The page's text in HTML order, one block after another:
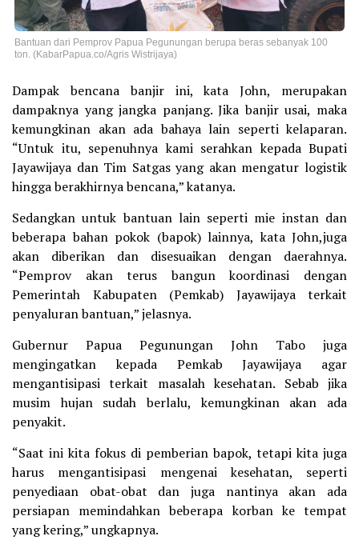
Bantuan dari Pemprov Papua Pegunungan berupa beras sebanyak 100
ton. (KabarPapua.co/Agris Wistrijaya)
Dampak bencana banjir ini, kata John, merupakan
dampaknya yang jangka panjang. Jika banjir usai, maka
kemungkinan akan ada bahaya lain seperti kelaparan.
“Untuk itu, sepenuhnya kami serahkan kepada Bupati
Jayawijaya dan Tim Satgas yang akan mengatur logistik
hingga berakhirnya bencana,” katanya.
Sedangkan untuk bantuan lain seperti mie instan dan
beberapa bahan pokok (bapok) lainnya, kata John,juga
akan diberikan dan disesuaikan dengan daerahnya.
“Pemprov akan terus bangun koordinasi dengan
Pemerintah Kabupaten (Pemkab) Jayawijaya terkait
penyaluran bantuan,” jelasnya.
Gubernur Papua Pegunungan John Tabo juga
mengingatkan kepada Pemkab Jayawijaya agar
mengantisipasi terkait masalah kesehatan. Sebab jika
musim hujan sudah berlalu, kemungkinan akan ada
penyakit.
“Saat ini kita fokus di pemberian bapok, tetapi kita juga
harus mengantisipasi mengenai kesehatan, seperti
penyediaan obat-obat dan juga nantinya akan ada
persiapan memindahkan beberapa korban ke tempat
yang kering,” ungkapnya.